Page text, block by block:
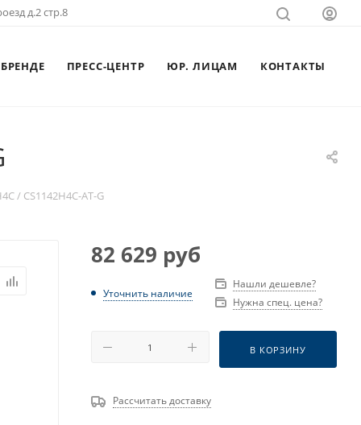
д.2 стр.8
ПРЕСС-ЦЕНТР ЮР. ЛИЦАМ КОНТАКТЫ
/ CS1142H4C-AT-G
82 629 руб
Уточнить наличие
Нашли дешевле?
Нужна спец. цена?
В КОРЗИНУ
Рассчитать доставку